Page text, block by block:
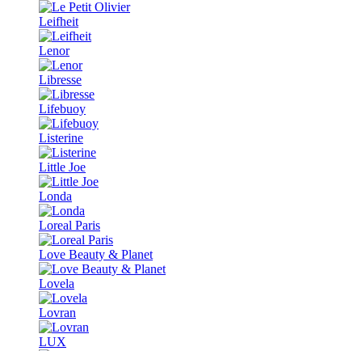
Leifheit
Lenor
Libresse
Lifebuoy
Listerine
Little Joe
Londa
Loreal Paris
Love Beauty & Planet
Lovela
Lovran
LUX